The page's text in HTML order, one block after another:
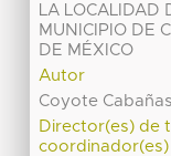
LA LOCALIDAD
MUNICIPIO DE
DE MÉXICO
Autor
Coyote
Director(es) de
coordinador(es)